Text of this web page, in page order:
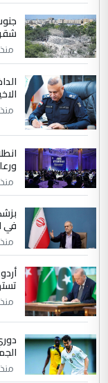
سردار
التعليق :
جنسية
ابا فرات ...
الموضوع :
مضجعيك يابن
سردار
التعليق :
جنسية
الموضوع :
مضجعيك يابن
منذ 7
منذ 8 ساعة
منذ 8 ساعة
في
منذ 8 ساعة
منذ 8 ساعة
منذ 8 ساعة